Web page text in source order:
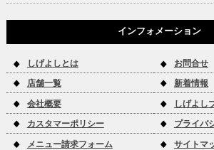
インフォメーション
しげよしとは お問合せ
店舗一覧 新着情報
会社概要 しげよし
カスタマーポリシー プライバ
メニュー請求フォーム サイトマ